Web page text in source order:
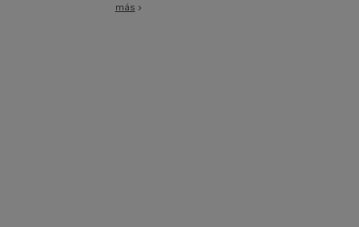
más